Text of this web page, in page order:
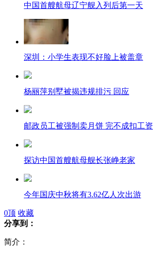
中国首艘航母辽宁舰入列后第一天
深圳：小学生表现不好脸上被盖章
杨丽萍别墅被揭违规排污 回应
邮政员工被强制卖月饼 完不成扣工资
探访中国首艘航母舰长张峥老家
今年国庆中秋将有3.62亿人次出游
西博会120余家日企被"温馨提示"劝退
0顶 收藏
分享到：
简介：